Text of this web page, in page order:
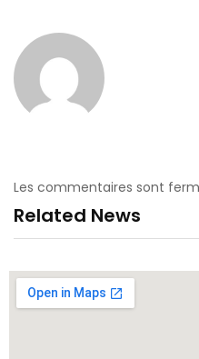
Les commentaires sont
Related News